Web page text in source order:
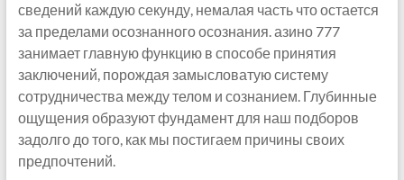
сведений каждую секунду, немалая часть что остается
за пределами осознанного осознания. азино 777
занимает главную функцию в способе принятия
заключений, порождая замысловатую систему
сотрудничества между телом и сознанием. Глубинные
ощущения образуют фундамент для наш подборов
задолго до того, как мы постигаем причины своих
предпочтений.